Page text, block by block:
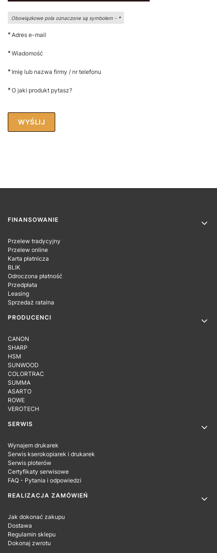
Obowiązkowe pola oznaczone są symbolem - *
*Adres e-mail
*Wiadomość
* Imię lub nazwa firmy / nr telefonu
*O jaki produkt pytasz?
WYŚLIJ
Linki w stopce
FINANSOWANIE
Przelew tradycyjny
Przelew online
Karta płatnicza
BLIK
Odroczona płatność
Przedpłata
Leasing
Sprzedaż ratalna
PRODUCENCI
CANON
SHARP
HSM
SUNWOOD
COLORTRAC
SUMMA
ASARTO
ROWE
VEROTECH
SERWIS
Wynajem drukarek
Serwis kserokopiarek i drukarek
Serwis ploterów
Certyfikaty serwisowe
FAQ - Pytania i odpowiedzi
REALIZACJA ZAMÓWIEŃ
Jak dokonać zakupu
Dostawa
Regulamin sklepu
Dokonaj zwrotu